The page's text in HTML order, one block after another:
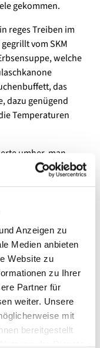
Anzeigen zu
Medien anbieten
Website zu
zu Ihrer
Partner für
weiter. Unsere
mit
bereitgestellt
gekommen.
reges Treiben im
vom SKM
welche
das
dazu genügend
Temperaturen
umher, man
Bierkistenklettern
in der Hüpfburg